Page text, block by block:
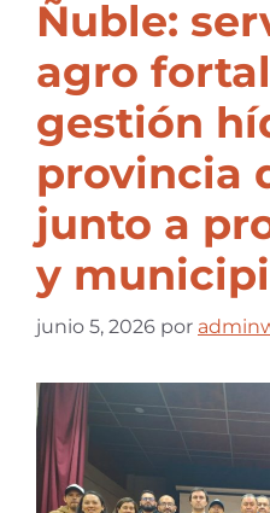
Ñuble:
agro
gestión
provincia
junto a
y
junio 5, 2026 por